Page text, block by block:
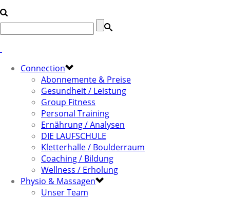
Connection
Abonnemente & Preise
Gesundheit / Leistung
Group Fitness
Personal Training
Ernährung / Analysen
DIE LAUFSCHULE
Kletterhalle / Boulderraum
Coaching / Bildung
Wellness / Erholung
Physio & Massagen
Unser Team